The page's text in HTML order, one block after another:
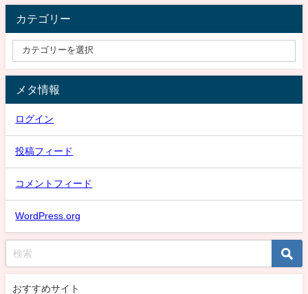
カテゴリー
メタ情報
ログイン
投稿フィード
コメントフィード
WordPress.org
おすすめサイト